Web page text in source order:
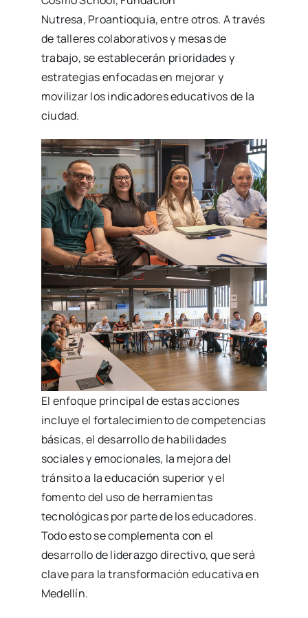
Nutresa, Proantioquia, entre otros. A través
de talleres colaborativos y mesas de
trabajo, se establecerán prioridades y
estrategias enfocadas en mejorar y
movilizar los indicadores educativos de la
ciudad.
El enfoque principal de estas acciones
incluye el fortalecimiento de competencias
básicas, el desarrollo de habilidades
sociales y emocionales, la mejora del
tránsito a la educación superior y el
fomento del uso de herramientas
tecnológicas por parte de los educadores.
Todo esto se complementa con el
desarrollo de liderazgo directivo, que será
clave para la transformación educativa en
Medellín.